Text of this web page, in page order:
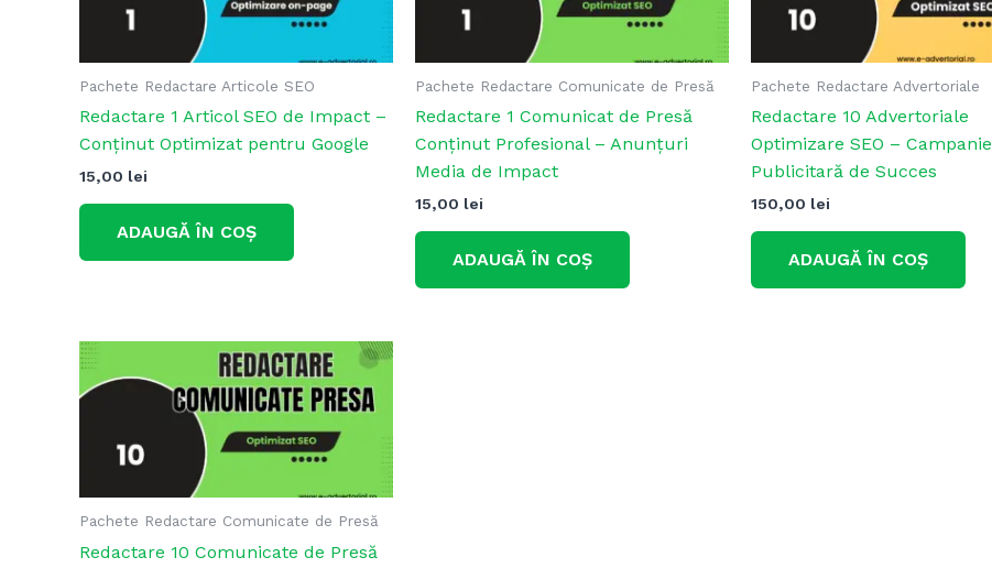
Pachete Redactare Articole SEO
Redactare 1 Articol SEO de Impact –
Conținut Optimizat pentru Google
15,00 lei
ADAUGĂ ÎN COȘ
Pachete Redactare Comunicate de Presă
Redactare 1 Comunicat de Presă
Conținut Profesional – Anunțuri
Media de Impact
15,00 lei
ADAUGĂ ÎN COȘ
Pachete Redactare Advertoriale
Redactare 10 Advertoriale
Optimizare SEO – Campanie
Publicitară de Succes
150,00 lei
ADAUGĂ ÎN COȘ
Pachete Redactare Comunicate de Presă
Redactare 10 Comunicate de Presă